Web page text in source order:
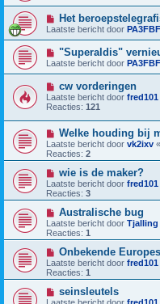
Het
Laatste bericht door PA3FBF
"Superaldis"
Laatste bericht door PA3FBF
cw vorderingen
Laatste bericht door fred101
Reacties: 121
Welke houding bij
Laatste bericht door vk2ixv «
Reacties: 2
wie is de maker?
Laatste bericht door fred101
Reacties: 3
Australische bug
Laatste bericht door Tjalling
Reacties: 1
Onbekende
Laatste bericht door fred101
Reacties: 1
seinsleutels